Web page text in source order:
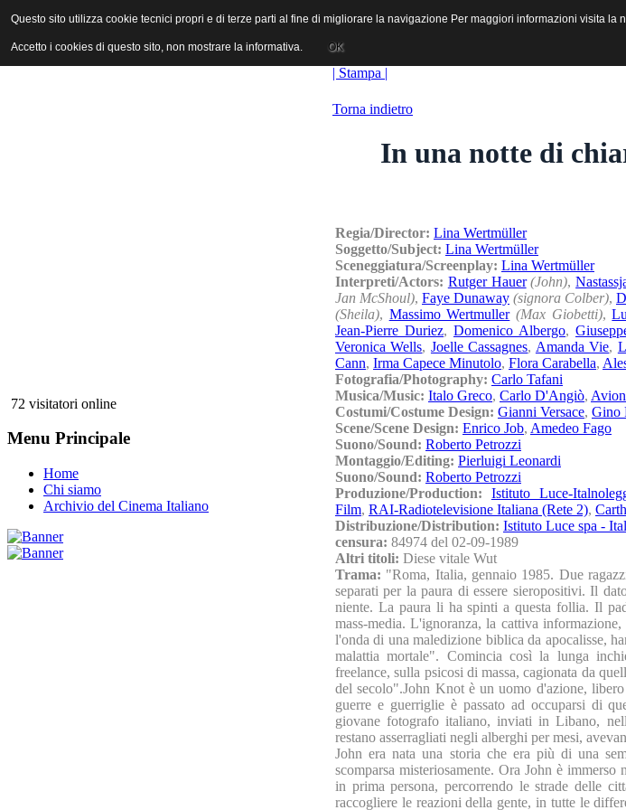
ANICA | Associazione Nazionale Industrie Cinematografiche Audiovisive e Multimediali
72 visitatori online
Menu Principale
Home
Chi siamo
Archivio del Cinema Italiano
| Stampa |
Torna indietro
In una notte di
Regia/Director: Lina Wertmüller
Soggetto/Subject: Lina Wertmüller
Sceneggiatura/Screenplay: Lina Wertmüller
Interpreti/Actors: Rutger Hauer (John),
Jan McShoul), Faye Dunaway (signora Colber),
(Sheila), Massimo Wertmuller (Max Giobetti),
Jean-Pierre Duriez, Domenico Albergo,
Veronica Wells, Joelle Cassagnes, Amanda Vie,
Cann, Irma Capece Minutolo, Flora Carabella,
Fotografia/Photography: Carlo Tafani
Musica/Music: Italo Greco, Carlo D'Angiò,
Costumi/Costume Design: Gianni Versace, Gino
Scene/Scene Design: Enrico Job, Amedeo Fago
Suono/Sound: Roberto Petrozzi
Montaggio/Editing: Pierluigi Leonardi
Suono/Sound: Roberto Petrozzi
Produzione/Production: Istituto Luce-
Film, RAI-Radiotelevisione Italiana (Rete 2),
Distribuzione/Distribution: Istituto Luce spa -
censura: 84974 del 02-09-1989
Altri titoli: Diese vitale Wut
Trama: "Roma, Italia, gennaio 1985. Due
separati per la paura di essere sieropositivi. Il
niente. La paura li ha spinti a questa follia. Il
mass-media. L'ignoranza, la cattiva
l'onda di una maledizione biblica da apocalisse,
malattia mortale". Comincia così la lunga
freelance, sulla psicosi di massa, cagionata da
del secolo".John Knot è un uomo d'azione,
guerre e guerriglie è passato ad occuparsi di
giovane fotografo italiano, inviati in Libano,
restano asserragliati negli alberghi per mesi,
John era nata una storia che era più di una
scomparsa misteriosamente. Ora John è
in prima persona, percorrendo le strade delle
raccogliere le reazioni della gente, in tutte le
Questo sito utilizza cookie tecnici propri e di terze parti al fine di migliorare la navigazione Per maggiori informazioni visita la
Accetto i cookies di questo sito, non mostrare la informativa. OK
Questo sito utilizza cookie tecnici propri e di terze parti al fine di migliorare la navigazione Per maggiori informazioni visita la
Accetto i cookies di questo sito, non mostrare la informativa. OK